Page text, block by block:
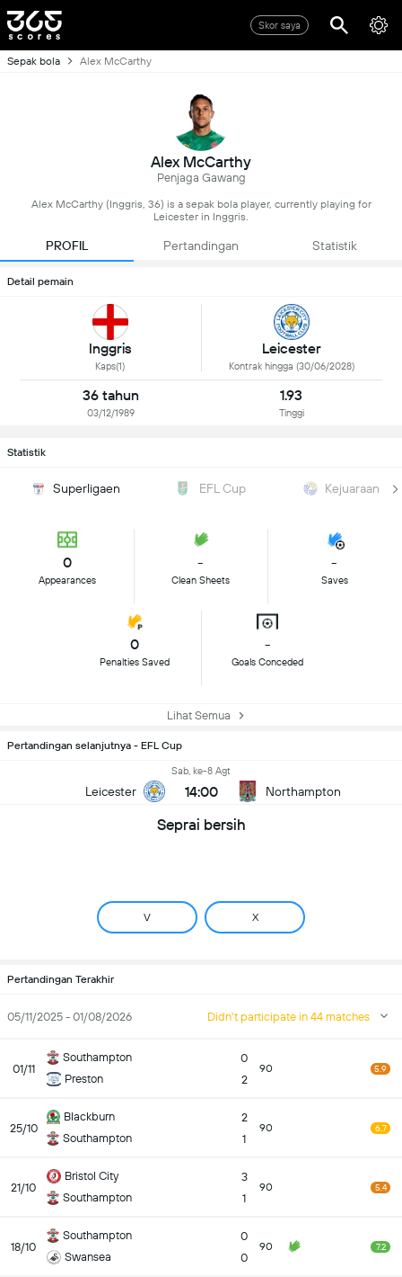
Skor saya
Sepak bola Alex McCarthy
Alex McCarthy
Penjaga Gawang
Alex McCarthy (Inggris, 36) is a sepak bola player, currently playing for
Leicester in Inggris.
PROFIL Pertandingan Statistik
Detail pemain
Inggris
Kaps(1)
Leicester
Kontrak hingga (30/06/2028)
36 tahun
03/12/1989
1.93
Tinggi
Statistik
Superligaen EFL Cup Kejuaraan
0
Appearances
-
Clean Sheets
-
Saves
0
Penalties Saved
-
Goals Conceded
Lihat Semua
Pertandingan selanjutnya - EFL Cup
Leicester
Sab, ke-8 Agt
14:00 Northampton
Seprai bersih
V X
Pertandingan Terakhir
05/11/2025 - 01/08/2026 Didn't participate in 44 matches
01/11
Southampton
Preston
0
2
90 5.9
25/10
Blackburn
Southampton
2
1
90 6.7
21/10
Bristol City
Southampton
3
1
90 5.4
18/10
Southampton
Swansea
0
0
90 7.2